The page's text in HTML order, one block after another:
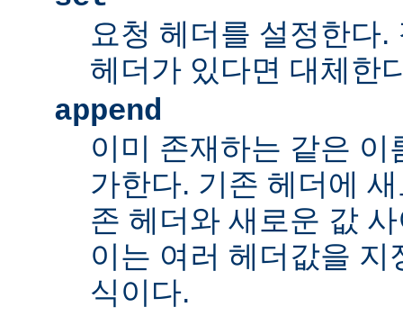
요청 헤더를 설정한다
헤더가 있다면 대체한
append
이미 존재하는 같은
가한다. 기존 헤더에
존 헤더와 새로운 값
이는 여러 헤더값을
식이다.